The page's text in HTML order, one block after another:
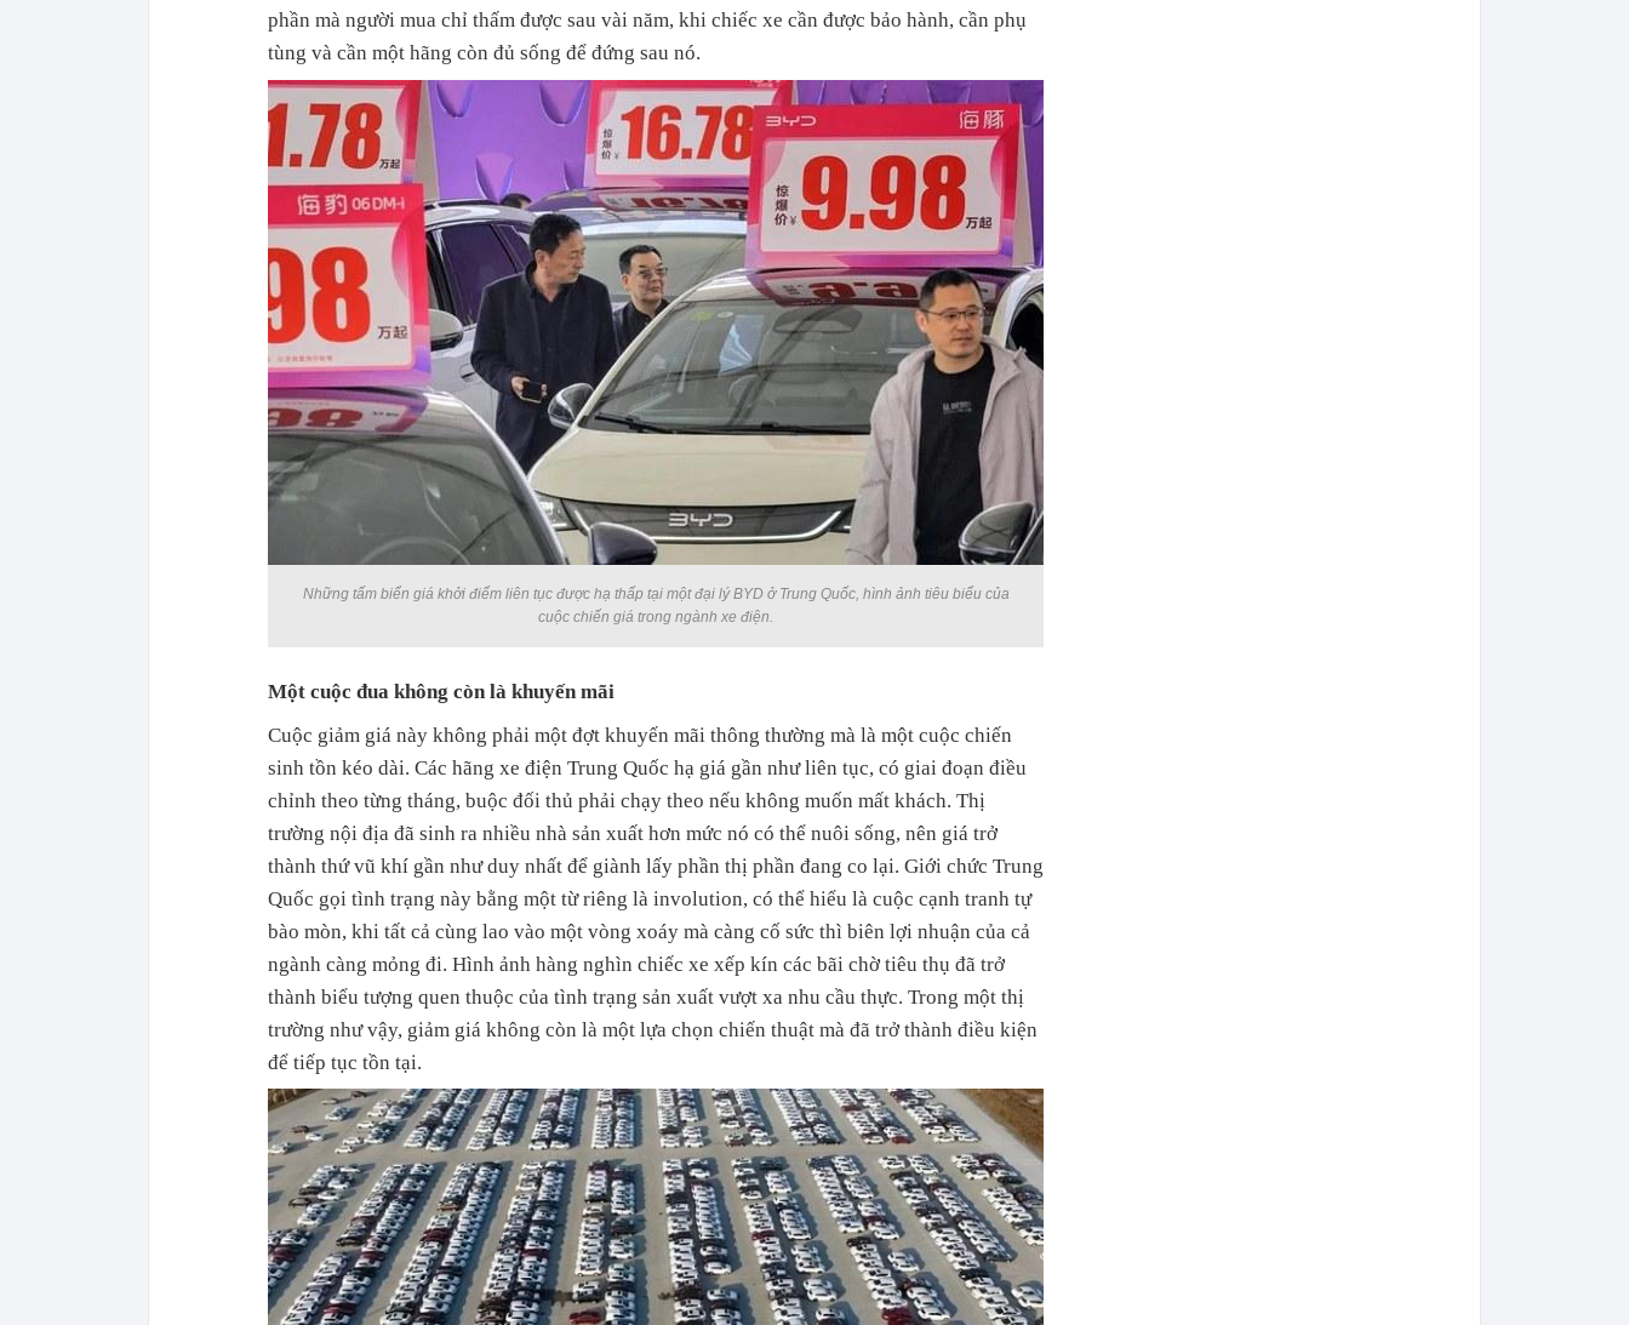
phần mà người mua chỉ thấm được sau vài năm, khi chiếc xe cần được bảo hành, cần phụ
tùng và cần một hãng còn đủ sống để đứng sau nó.
Những tấm biển giá khởi điểm liên tục được hạ thấp tại một đại lý BYD ở Trung Quốc, hình ảnh tiêu biểu của
cuộc chiến giá trong ngành xe điện.
Một cuộc đua không còn là khuyến mãi
Cuộc giảm giá này không phải một đợt khuyến mãi thông thường mà là một cuộc chiến
sinh tồn kéo dài. Các hãng xe điện Trung Quốc hạ giá gần như liên tục, có giai đoạn điều
chỉnh theo từng tháng, buộc đối thủ phải chạy theo nếu không muốn mất khách. Thị
trường nội địa đã sinh ra nhiều nhà sản xuất hơn mức nó có thể nuôi sống, nên giá trở
thành thứ vũ khí gần như duy nhất để giành lấy phần thị phần đang co lại. Giới chức Trung
Quốc gọi tình trạng này bằng một từ riêng là involution, có thể hiểu là cuộc cạnh tranh tự
bào mòn, khi tất cả cùng lao vào một vòng xoáy mà càng cố sức thì biên lợi nhuận của cả
ngành càng mỏng đi. Hình ảnh hàng nghìn chiếc xe xếp kín các bãi chờ tiêu thụ đã trở
thành biểu tượng quen thuộc của tình trạng sản xuất vượt xa nhu cầu thực. Trong một thị
trường như vậy, giảm giá không còn là một lựa chọn chiến thuật mà đã trở thành điều kiện
để tiếp tục tồn tại.